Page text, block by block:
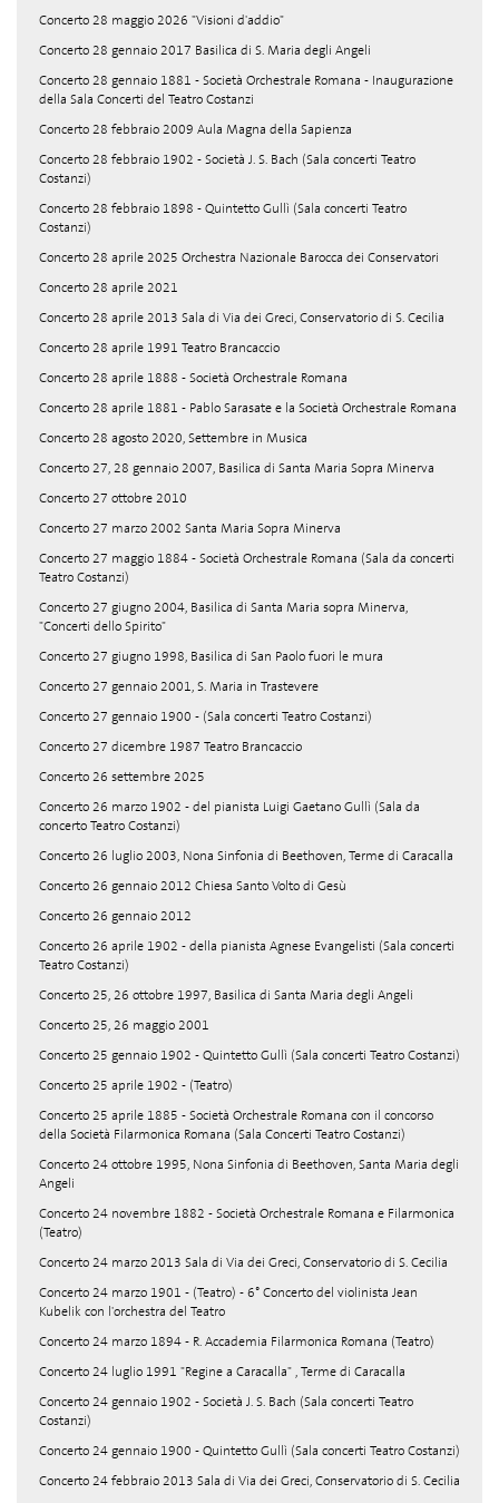
Concerto 28 maggio 2026 "Visioni d'addio"
Concerto 28 gennaio 2017 Basilica di S. Maria degli Angeli
Concerto 28 gennaio 1881 - Società Orchestrale Romana - Inaugurazione
della Sala Concerti del Teatro Costanzi
Concerto 28 febbraio 2009 Aula Magna della Sapienza
Concerto 28 febbraio 1902 - Società J. S. Bach (Sala concerti Teatro
Costanzi)
Concerto 28 febbraio 1898 - Quintetto Gullì (Sala concerti Teatro
Costanzi)
Concerto 28 aprile 2025 Orchestra Nazionale Barocca dei Conservatori
Concerto 28 aprile 2021
Concerto 28 aprile 2013 Sala di Via dei Greci, Conservatorio di S. Cecilia
Concerto 28 aprile 1991 Teatro Brancaccio
Concerto 28 aprile 1888 - Società Orchestrale Romana
Concerto 28 aprile 1881 - Pablo Sarasate e la Società Orchestrale Romana
Concerto 28 agosto 2020, Settembre in Musica
Concerto 27, 28 gennaio 2007, Basilica di Santa Maria Sopra Minerva
Concerto 27 ottobre 2010
Concerto 27 marzo 2002 Santa Maria Sopra Minerva
Concerto 27 maggio 1884 - Società Orchestrale Romana (Sala da concerti
Teatro Costanzi)
Concerto 27 giugno 2004, Basilica di Santa Maria sopra Minerva,
"Concerti dello Spirito"
Concerto 27 giugno 1998, Basilica di San Paolo fuori le mura
Concerto 27 gennaio 2001, S. Maria in Trastevere
Concerto 27 gennaio 1900 - (Sala concerti Teatro Costanzi)
Concerto 27 dicembre 1987 Teatro Brancaccio
Concerto 26 settembre 2025
Concerto 26 marzo 1902 - del pianista Luigi Gaetano Gullì (Sala da
concerto Teatro Costanzi)
Concerto 26 luglio 2003, Nona Sinfonia di Beethoven, Terme di Caracalla
Concerto 26 gennaio 2012 Chiesa Santo Volto di Gesù
Concerto 26 gennaio 2012
Concerto 26 aprile 1902 - della pianista Agnese Evangelisti (Sala concerti
Teatro Costanzi)
Concerto 25, 26 ottobre 1997, Basilica di Santa Maria degli Angeli
Concerto 25, 26 maggio 2001
Concerto 25 gennaio 1902 - Quintetto Gullì (Sala concerti Teatro Costanzi)
Concerto 25 aprile 1902 - (Teatro)
Concerto 25 aprile 1885 - Società Orchestrale Romana con il concorso
della Società Filarmonica Romana (Sala Concerti Teatro Costanzi)
Concerto 24 ottobre 1995, Nona Sinfonia di Beethoven, Santa Maria degli
Angeli
Concerto 24 novembre 1882 - Società Orchestrale Romana e Filarmonica
(Teatro)
Concerto 24 marzo 2013 Sala di Via dei Greci, Conservatorio di S. Cecilia
Concerto 24 marzo 1901 - (Teatro) - 6° Concerto del violinista Jean
Kubelik con l'orchestra del Teatro
Concerto 24 marzo 1894 - R. Accademia Filarmonica Romana (Teatro)
Concerto 24 luglio 1991 "Regine a Caracalla" , Terme di Caracalla
Concerto 24 gennaio 1902 - Società J. S. Bach (Sala concerti Teatro
Costanzi)
Concerto 24 gennaio 1900 - Quintetto Gullì (Sala concerti Teatro Costanzi)
Concerto 24 febbraio 2013 Sala di Via dei Greci, Conservatorio di S. Cecilia